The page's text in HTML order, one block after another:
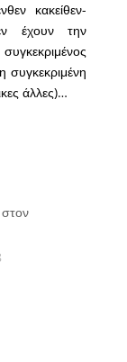
κακείθεν-
έχουν την
συγκεκριμένη
άλλες)…